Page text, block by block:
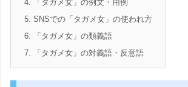
4. 「タガメ女」の例文・用例
5. SNSでの「タガメ女」の使われ方
6. 「タガメ女」の類義語
7. 「タガメ女」の対義語・反意語